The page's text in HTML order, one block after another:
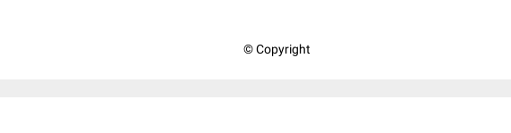
© Copyright